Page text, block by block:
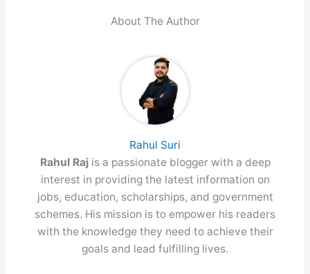
About The Author
Rahul Suri
Rahul Raj is a passionate blogger with a deep
interest in providing the latest information on
jobs, education, scholarships, and government
schemes. His mission is to empower his readers
with the knowledge they need to achieve their
goals and lead fulfilling lives.